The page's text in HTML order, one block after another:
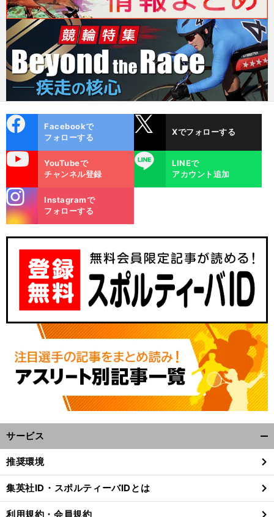
ok
Facebookで
フォローする
Xでフォローする
YouTubeで
チャンネル登録
LINE
LINEで
アカウント追加
m
Instagramで
フォローする
サービス
閉
る
推奨環境
集英社ID・スポルティーバIDとは
利用規約・会員規約